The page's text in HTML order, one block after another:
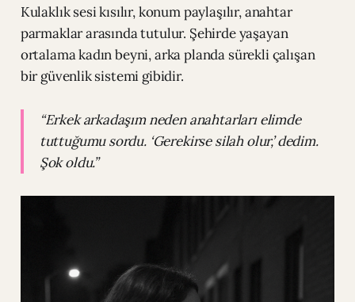
Kulaklık sesi kısılır, konum paylaşılır, anahtar
parmaklar arasında tutulur. Şehirde yaşayan
ortalama kadın beyni, arka planda sürekli çalışan
bir güvenlik sistemi gibidir.
“Erkek arkadaşım neden anahtarları elimde
tuttuğumu sordu. ‘Gerekirse silah olur,’ dedim.
Şok oldu.”